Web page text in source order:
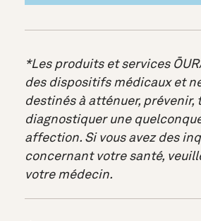
*Les produits et services
des dispositifs médicaux et
destinés à atténuer, prévenir,
diagnostiquer une
affection. Si vous avez des
concernant votre santé,
votre médecin.